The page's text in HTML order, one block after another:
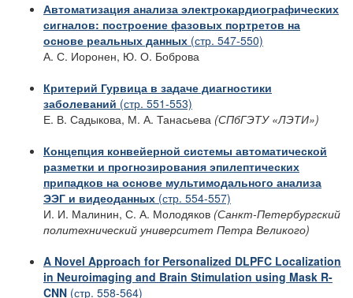
Автоматизация анализа электрокардиографических
сигналов: построение фазовых портретов на
основе реальных данных (стр. 547-550)
А. С. Иоронен, Ю. О. Боброва
Критерий Гурвица в задаче диагностики
заболеваний (стр. 551-553)
Е. В. Садыкова, М. А. Танасьева (СПбГЭТУ «ЛЭТИ»)
Концепция конвейерной системы автоматической
разметки и прогнозирования эпилептических
припадков на основе мультимодального анализа
ЭЭГ и видеоданных (стр. 554-557)
И. И. Малинин, С. А. Молодяков (Санкт-Петербургский
политехнический университет Петра Великого)
A Novel Approach for Personalized DLPFC Localization
in Neuroimaging and Brain Stimulation using Mask R-
CNN (стр. 558-564)